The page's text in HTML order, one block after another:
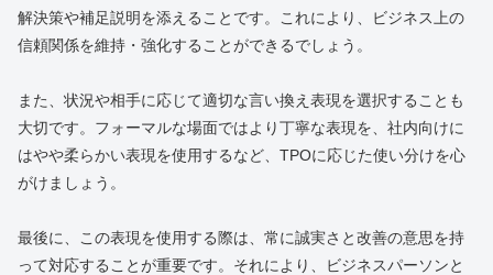
解決策や補足説明を添えることです。これにより、ビジネス上の
信頼関係を維持・強化することができるでしょう。
また、状況や相手に応じて適切な言い換え表現を選択することも
大切です。フォーマルな場面ではより丁寧な表現を、社内向けに
はやや柔らかい表現を使用するなど、TPOに応じた使い分けを心
がけましょう。
最後に、この表現を使用する際は、常に誠実さと改善の意思を持
って対応することが重要です。それにより、ビジネスパーソンと